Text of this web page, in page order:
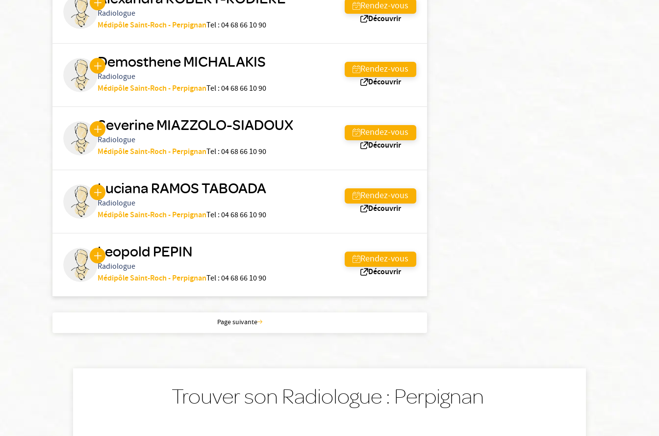
Radiologue
Médipôle Saint-Roch - PerpignanTel:04 68 66 10 90
Rendez-vous
Découvrir
Demosthene MICHALAKIS
Radiologue
Médipôle Saint-Roch - PerpignanTel:04 68 66 10 90
Rendez-vous
Découvrir
Severine MIAZZOLO-SIADOUX
Radiologue
Médipôle Saint-Roch - PerpignanTel:04 68 66 10 90
Rendez-vous
Découvrir
Luciana RAMOS TABOADA
Radiologue
Médipôle Saint-Roch - PerpignanTel:04 68 66 10 90
Rendez-vous
Découvrir
Leopold PEPIN
Radiologue
Médipôle Saint-Roch - PerpignanTel:04 68 66 10 90
Rendez-vous
Découvrir
Page suivante
Trouver son Radiologue : Perpignan